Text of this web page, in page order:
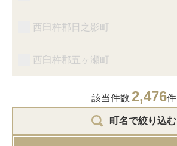
西臼杵郡日之影町
西臼杵郡五ヶ瀬町
該当件数 2,476件
町名で絞り込む